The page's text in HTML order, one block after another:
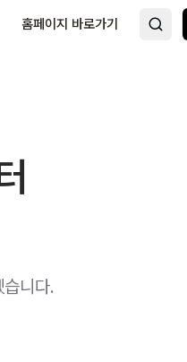
홈페이지 바로가기
니다.